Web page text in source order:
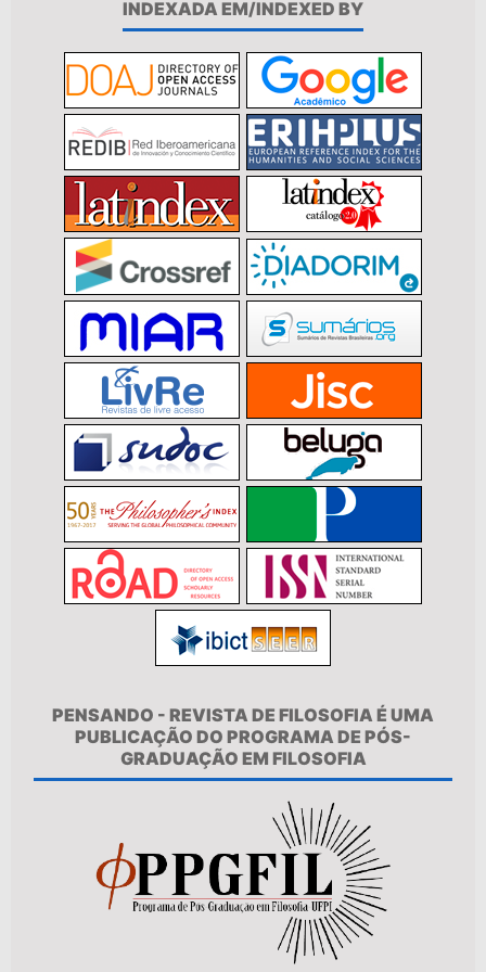
INDEXADA EM/INDEXED BY
PENSANDO - REVISTA DE FILOSOFIA É UMA
PUBLICAÇÃO DO PROGRAMA DE PÓS-
GRADUAÇÃO EM FILOSOFIA